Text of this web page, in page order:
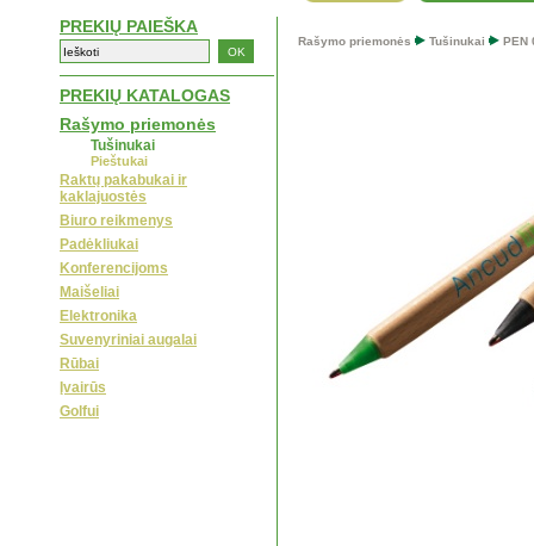
PREKIŲ PAIEŠKA
PREKIŲ KATALOGAS
Rašymo priemonės
Tušinukai
Pieštukai
Raktų pakabukai ir
kaklajuostės
Biuro reikmenys
Padėkliukai
Konferencijoms
Maišeliai
Elektronika
Suvenyriniai augalai
Rūbai
Įvairūs
Golfui
Rašymo priemonės Tušinukai PEN